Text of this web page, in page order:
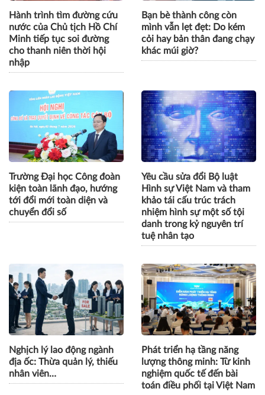
Hành trình tìm đường cứu
nước của Chủ tịch Hồ Chí
Minh tiếp tục soi đường
cho thanh niên thời hội
nhập
Bạn bè thành công còn
mình vẫn lẹt đẹt: Do kém
cỏi hay bản thân đang chạy
khác múi giờ?
Trường Đại học Công đoàn
kiện toàn lãnh đạo, hướng
tới đổi mới toàn diện và
chuyển đổi số
Yêu cầu sửa đổi Bộ luật
Hình sự Việt Nam và tham
khảo tái cấu trúc trách
nhiệm hình sự một số tội
danh trong kỷ nguyên trí
tuệ nhân tạo
Nghịch lý lao động ngành
địa ốc: Thừa quản lý, thiếu
nhân viên…
Phát triển hạ tầng năng
lượng thông minh: Từ kinh
nghiệm quốc tế đến bài
toán điều phối tại Việt Nam